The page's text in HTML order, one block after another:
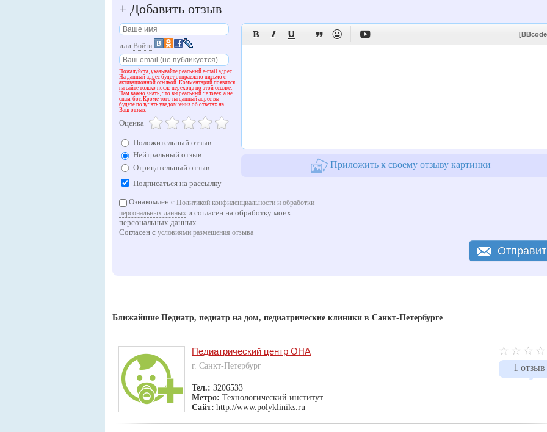
+ Добавить отзыв
или Войти
Пожалуйста, указывайте реальный e-mail адрес!
На данный адрес будет отправлено письмо с
активационной ссылкой. Комментарий появится
на сайте только после перехода по этой ссылке.
Нам важно знать, что вы реальный человек, а не
спам-бот. Кроме того на данный адрес вы
будете получать уведомления об ответах на
Ваш отзыв.
Оценка
Положительный отзыв
Нейтральный отзыв
Отрицательный отзыв
Подписаться на рассылку
     
Приложить к своему отзыву картинки
Ознакомлен с Политикой конфиденциальности и обработки
персональных данных и согласен на обработку моих
персональных данных.
Согласен с условиями размещения отзыва
Ближайшие Педиатр, педиатр на дом, педиатрические клиники в Санкт-Петербурге
1 отзыв
Педиатрический центр ОНА
г. Санкт-Петербург
Тел.: 3206533
Метро: Технологический институт
Сайт: http://www.polykliniks.ru